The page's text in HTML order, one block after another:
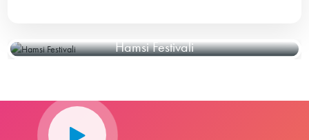
Hamsi Festivali